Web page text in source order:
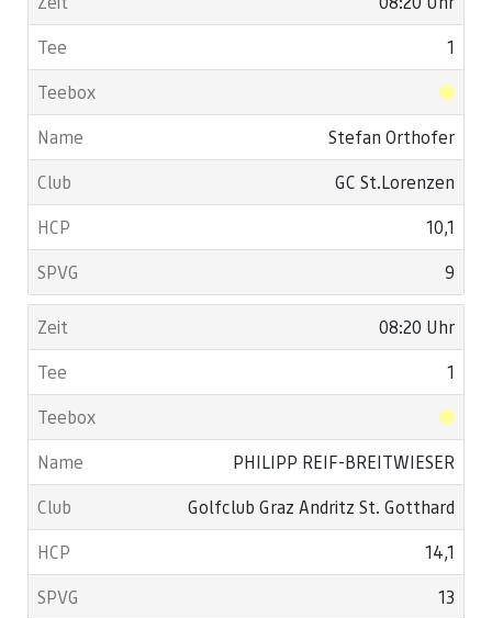
1
Stefan Orthofer
GC St.Lorenzen
10,1
9
08:20 Uhr
1
PHILIPP REIF-BREITWIESER
Golfclub Graz Andritz St. Gotthard
14,1
13